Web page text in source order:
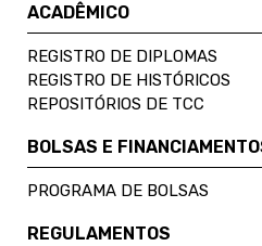
ACADÊMICO
REGISTRO DE DIPLOMAS
REGISTRO DE HISTÓRICOS
REPOSITÓRIOS DE TCC
BOLSAS E
PROGRAMA DE BOLSAS
REGULAMENTOS